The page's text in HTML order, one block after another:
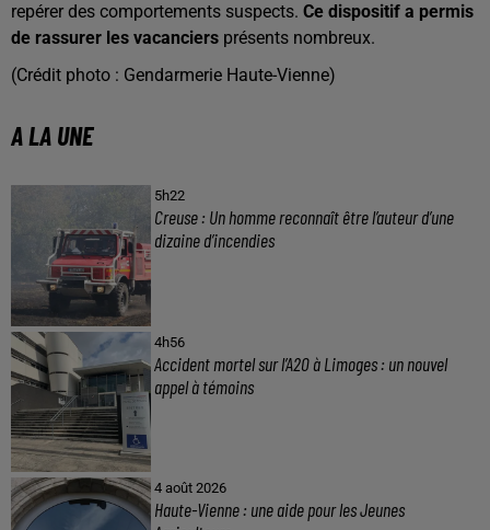
repérer des comportements suspects. Ce dispositif a permis
de rassurer les vacanciers présents nombreux.
(Crédit photo : Gendarmerie Haute-Vienne)
A LA UNE
5h22
Creuse : Un homme reconnaît être l’auteur d’une
dizaine d’incendies
4h56
Accident mortel sur l’A20 à Limoges : un nouvel
appel à témoins
4 août 2026
Haute-Vienne : une aide pour les Jeunes